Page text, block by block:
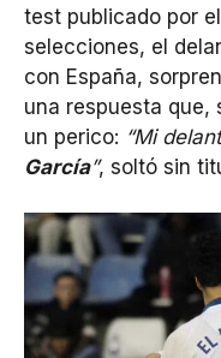
test publicado por el
selecciones, el
con España,
una respuesta que,
un perico: “Mi
García”, soltó sin